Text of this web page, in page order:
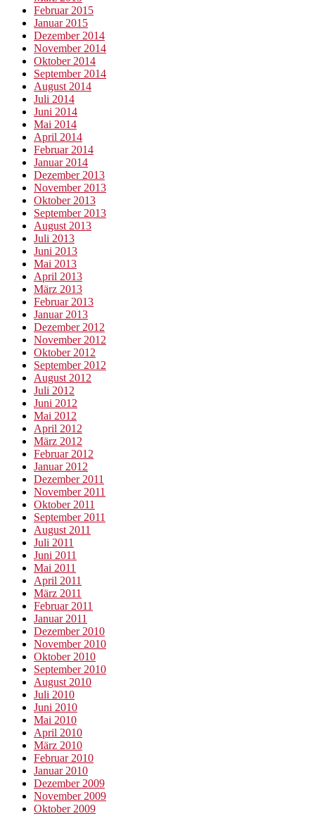
Februar 2015
Januar 2015
Dezember 2014
November 2014
Oktober 2014
September 2014
August 2014
Juli 2014
Juni 2014
Mai 2014
April 2014
Februar 2014
Januar 2014
Dezember 2013
November 2013
Oktober 2013
September 2013
August 2013
Juli 2013
Juni 2013
Mai 2013
April 2013
März 2013
Februar 2013
Januar 2013
Dezember 2012
November 2012
Oktober 2012
September 2012
August 2012
Juli 2012
Juni 2012
Mai 2012
April 2012
März 2012
Februar 2012
Januar 2012
Dezember 2011
November 2011
Oktober 2011
September 2011
August 2011
Juli 2011
Juni 2011
Mai 2011
April 2011
März 2011
Februar 2011
Januar 2011
Dezember 2010
November 2010
Oktober 2010
September 2010
August 2010
Juli 2010
Juni 2010
Mai 2010
April 2010
März 2010
Februar 2010
Januar 2010
Dezember 2009
November 2009
Oktober 2009